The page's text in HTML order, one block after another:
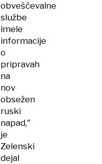
obveščevalne
službe
imele
informacije
o
pripravah
na
nov
obsežen
ruski
napad,"
je
Zelenski
dejal